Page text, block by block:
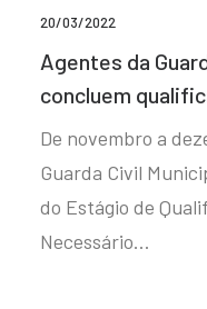
20/03/2022
Agentes da
concluem
De novembro a
Guarda Civil
do Estágio de
Necessário…